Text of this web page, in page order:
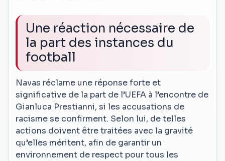
Une réaction nécessaire de
la part des instances du
football
Navas réclame une réponse forte et
significative de la part de l’UEFA à l’encontre de
Gianluca Prestianni, si les accusations de
racisme se confirment. Selon lui, de telles
actions doivent être traitées avec la gravité
qu’elles méritent, afin de garantir un
environnement de respect pour tous les